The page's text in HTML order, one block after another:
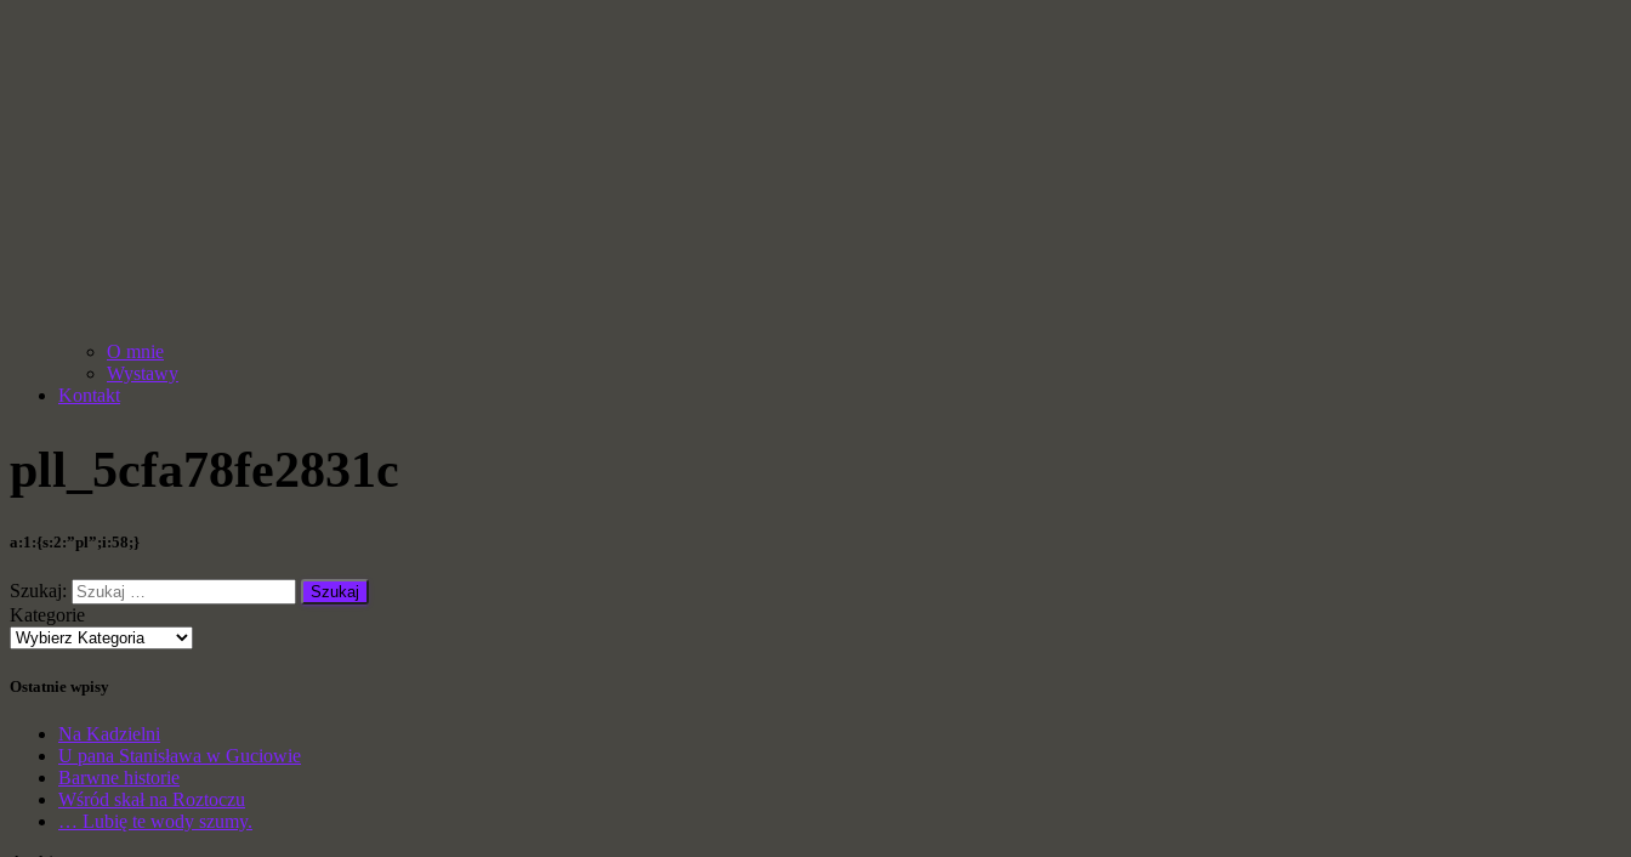
O mnie
Wystawy
Kontakt
pll_5cfa78fe2831c
a:1:{s:2:”pl”;i:58;}
Szukaj:
Kategorie
Ostatnie wpisy
Na Kadzielni
U pana Stanisława w Guciowie
Barwne historie
Wśród skał na Roztoczu
… Lubię te wody szumy.